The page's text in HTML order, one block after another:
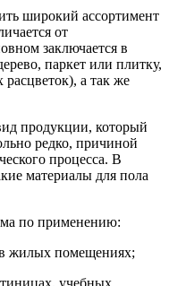
широкий ассортимент
от
заключается в
паркет или плитку,
а так же
продукции, который
редко, причиной
процесса. В
материалы для пола
по применению:
жилых помещениях;
учебных